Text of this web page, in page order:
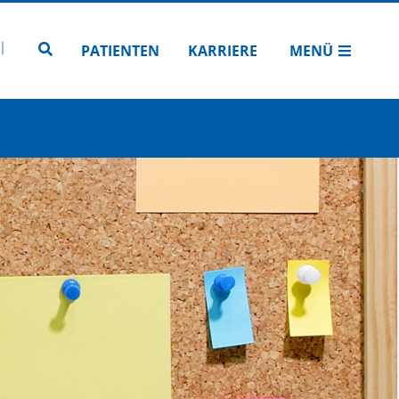
Zur Seitensuche
PATIENTEN KARRIERE MENÜ